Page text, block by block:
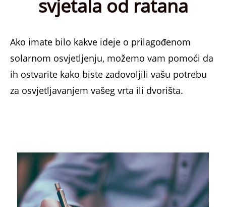
svjetala od ratana
Ako imate bilo kakve ideje o prilagođenom
solarnom osvjetljenju, možemo vam pomoći da
ih ostvarite kako biste zadovoljili vašu potrebu
za osvjetljavanjem vašeg vrta ili dvorišta.